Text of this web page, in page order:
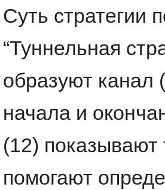
Суть стратегии
“Туннельная
образуют канал
начала и
(12) показывают
помогают